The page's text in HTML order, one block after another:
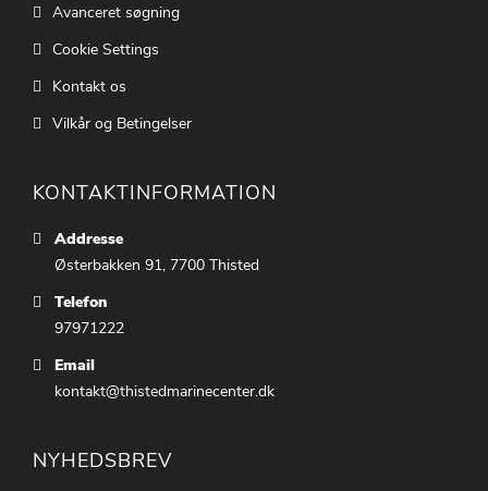
Avanceret søgning
Cookie Settings
Kontakt os
Vilkår og Betingelser
KONTAKTINFORMATION
Addresse
Østerbakken 91, 7700 Thisted
Telefon
97971222
Email
kontakt@thistedmarinecenter.dk
NYHEDSBREV